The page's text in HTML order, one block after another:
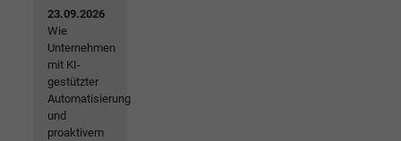
23.09.2026
Wie
Unternehmen
mit KI-
gestützter
Automatisierung
und
proaktivem